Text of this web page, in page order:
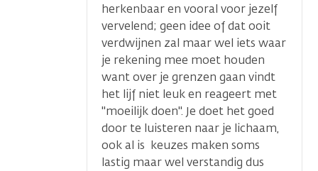
herkenbaar en vooral voor jezelf
vervelend; geen idee of dat ooit
verdwijnen zal maar wel iets waar
je rekening mee moet houden
want over je grenzen gaan vindt
het lijf niet leuk en reageert met
"moeilijk doen". Je doet het goed
door te luisteren naar je lichaam,
ook al is keuzes maken soms
lastig maar wel verstandig dus